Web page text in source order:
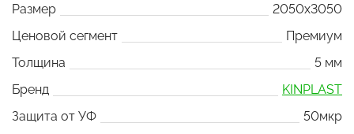
Размер
2050x3050
Ценовой сегмент
Премиум
Толщина
5 мм
Бренд
KINPLAST
Защита от УФ
50мкр